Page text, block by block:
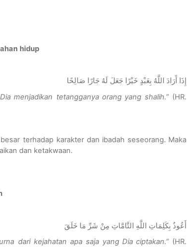
hidup
إِذَا أَرَادَ اللَّهُ بِعَبْدٍ خَيْرًا جَعَلَ لَهُ جَارًا صَالِحًا
menjadikan tetangganyaorang yang shalih.” (HR.
besar terhadap karakter dan ibadah seseorang. Maka
dan ketakwaan.
أَعُوذُ بِكَلِمَاتِ اللَّهِ التَّامَّاتِ مِنْ شَرِّ مَا خَلَقَ
dari kejahatan apa saja yang Diaciptakan.” (HR.